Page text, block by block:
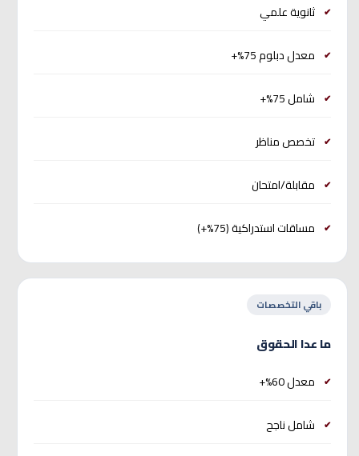
ثانوية علمي
معدل دبلوم 75%+
شامل 75%+
تخصص مناظر
مقابلة/امتحان
مساقات استدراكية (75%+)
باقي التخصصات
ما عدا الحقوق
معدل 60%+
شامل ناجح